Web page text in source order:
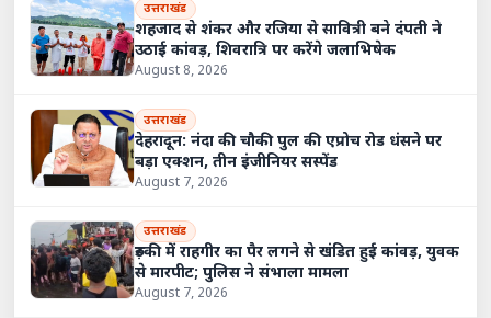
उत्तराखंड
शहजाद से शंकर और रजिया से सावित्री बने दंपती ने
उठाई कांवड़, शिवरात्रि पर करेंगे जलाभिषेक
August 8, 2026
उत्तराखंड
देहरादून: नंदा की चौकी पुल की एप्रोच रोड धंसने पर
बड़ा एक्शन, तीन इंजीनियर सस्पेंड
August 7, 2026
उत्तराखंड
रुड़की में राहगीर का पैर लगने से खंडित हुई कांवड़, युवक
से मारपीट; पुलिस ने संभाला मामला
August 7, 2026